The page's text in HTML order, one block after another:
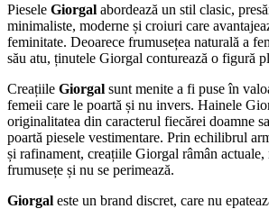
Piesele Giorgal abordează un stil clasic,
minimaliste, moderne și croiuri care
feminitate. Deoarece frumusețea naturală a
său atu, ținutele Giorgal conturează o figură
Creațiile Giorgal sunt menite a fi puse în
femeii care le poartă și nu invers. Hainele
originalitatea din caracterul fiecărei doamne
poartă piesele vestimentare. Prin echilibrul
și rafinament, creațiile Giorgal râmân
frumusețe și nu se perimează.
Giorgal este un brand discret, care nu